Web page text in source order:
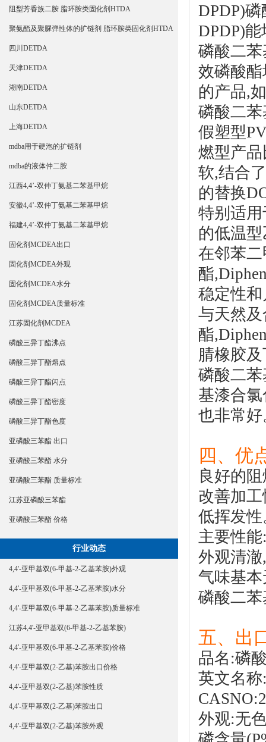
阻型芳香族二胺 脂环胺类固化剂HTDA
聚氨酯及聚脲弹性体的扩链剂 脂环胺类固化剂HTDA
四川DETDA
天津DETDA
湖南DETDA
山东DETDA
上海DETDA
mdba用于硬泡的扩链剂
mdba的液体仲二胺
江西4,4’-双仲丁氨基二苯基甲烷
安徽4,4’-双仲丁氨基二苯基甲烷
福建4,4’-双仲丁氨基二苯基甲烷
固化剂MCDEA出口
固化剂MCDEA外观
固化剂MCDEA水分
固化剂MCDEA质量标准
江苏固化剂MCDEA
磷酸三异丁酯沸点
磷酸三异丁酯熔点
磷酸三异丁酯闪点
磷酸三异丁酯密度
磷酸三异丁酯色度
亚磷酸三苯酯 出口
亚磷酸三苯酯 水分
亚磷酸三苯酯 质量标准
江苏亚磷酸三苯酯
亚磷酸三苯酯 价格
行业动态
4,4'-亚甲基双(6-甲基-2-乙基苯胺)外观
4,4'-亚甲基双(6-甲基-2-乙基苯胺)水分
4,4'-亚甲基双(6-甲基-2-乙基苯胺)质量标准
江苏4,4'-亚甲基双(6-甲基-2-乙基苯胺)
4,4'-亚甲基双(6-甲基-2-乙基苯胺)价格
4,4'-亚甲基双(2-乙基)苯胺出口价格
4,4'-亚甲基双(2-乙基)苯胺性质
4,4'-亚甲基双(2-乙基)苯胺出口
4,4'-亚甲基双(2-乙基)苯胺外观
DPDP)磷
DPDP)
磷酸二
效磷酸
的产品,
磷酸二
假塑型
燃型产
软,结合
的替换
特别适
的低温
在邻苯二
酯
稳定性
与天然
酯
腈橡胶
磷酸二
基漆合
也非常好
四、优
良好的
改善加
低挥发性
主要性能
外观清
气味基
磷酸二
五、出
品名:磷
英文名称
外观:无